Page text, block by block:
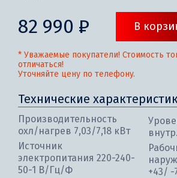
82 990 ₽ В
* Уважаемые покупатели! Стоимость
отличаться!
Уточняйте цену по телефону.
Технические
Производительность
охл/нагрев 7,03/7,18 кВт
Источник
электропитания 220-240-
50-1 В/Гц/Ф
+43/ -